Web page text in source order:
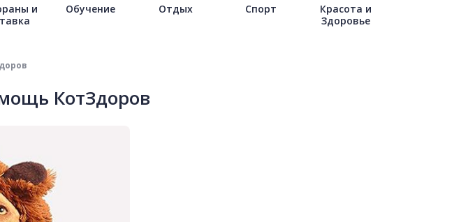
и
Обучение Отдых Спорт
Красота и
Здоровье
КотЗдоров